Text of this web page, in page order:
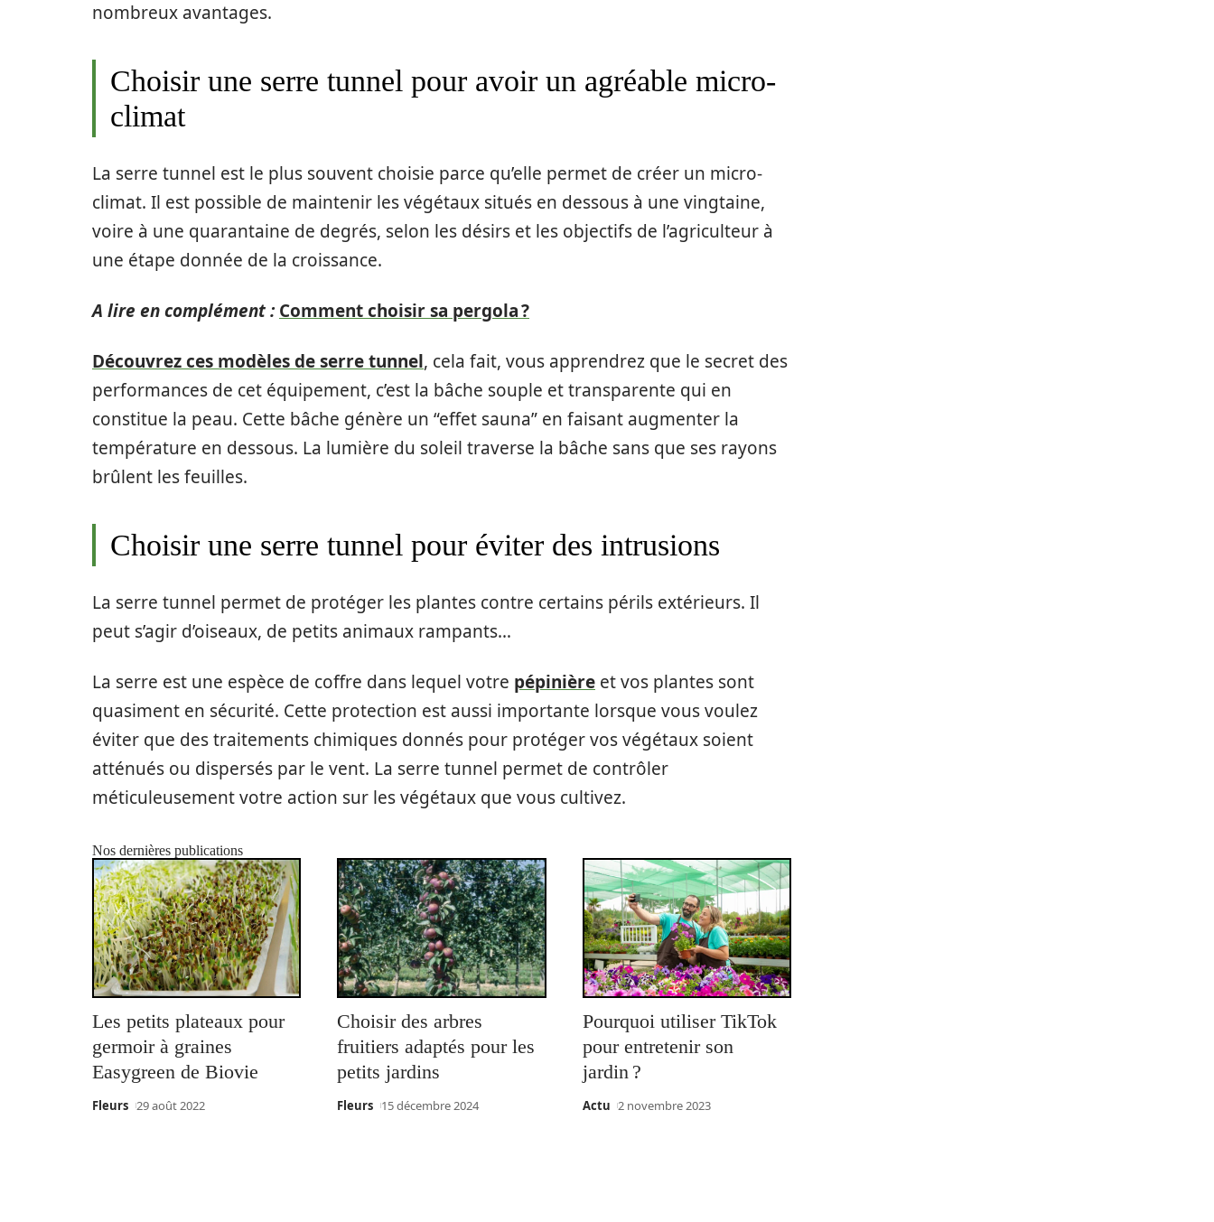
nombreux avantages.
Choisir une serre tunnel pour avoir un agréable micro-
climat
La serre tunnel est le plus souvent choisie parce qu’elle permet de créer un micro-
climat. Il est possible de maintenir les végétaux situés en dessous à une vingtaine,
voire à une quarantaine de degrés, selon les désirs et les objectifs de l’agriculteur à
une étape donnée de la croissance.
A lire en complément : Comment choisir sa pergola ?
Découvrez ces modèles de serre tunnel, cela fait, vous apprendrez que le secret des
performances de cet équipement, c’est la bâche souple et transparente qui en
constitue la peau. Cette bâche génère un “effet sauna” en faisant augmenter la
température en dessous. La lumière du soleil traverse la bâche sans que ses rayons
brûlent les feuilles.
Choisir une serre tunnel pour éviter des intrusions
La serre tunnel permet de protéger les plantes contre certains périls extérieurs. Il
peut s’agir d’oiseaux, de petits animaux rampants…
La serre est une espèce de coffre dans lequel votre pépinière et vos plantes sont
quasiment en sécurité. Cette protection est aussi importante lorsque vous voulez
éviter que des traitements chimiques donnés pour protéger vos végétaux soient
atténués ou dispersés par le vent. La serre tunnel permet de contrôler
méticuleusement votre action sur les végétaux que vous cultivez.
Nos dernières publications
Les petits plateaux pour
germoir à graines
Easygreen de Biovie
Fleurs 29 août 2022
Choisir des arbres
fruitiers adaptés pour les
petits jardins
Fleurs 15 décembre 2024
Pourquoi utiliser TikTok
pour entretenir son
jardin ?
Actu 2 novembre 2023